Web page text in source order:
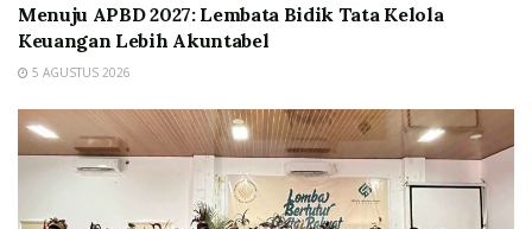
Menuju APBD 2027: Lembata Bidik Tata Kelola
Keuangan Lebih Akuntabel
5 AGUSTUS 2026